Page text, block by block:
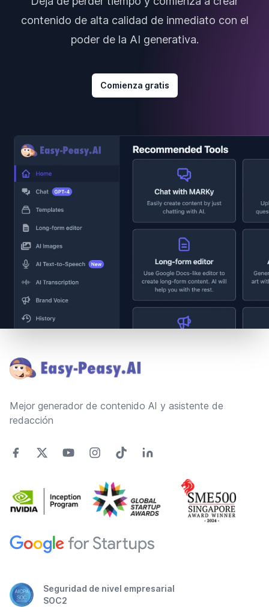
contenido de alta calidad de inmediato con el
poder de la AI generativa.
Comienza gratis
Mejor generador de contenido AI y asistente de
redacción
Seguridad de nivel empresarial
SOC2